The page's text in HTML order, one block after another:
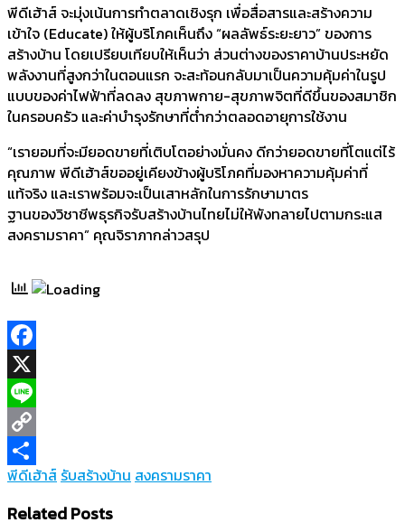
พีดีเฮ้าส์ จะมุ่งเน้นการทำตลาดเชิงรุก เพื่อสื่อสารและสร้างความ
เข้าใจ (Educate) ให้ผู้บริโภคเห็นถึง “ผลลัพธ์ระยะยาว” ของการ
สร้างบ้าน โดยเปรียบเทียบให้เห็นว่า ส่วนต่างของราคาบ้านประหยัด
พลังงานที่สูงกว่าในตอนแรก จะสะท้อนกลับมาเป็นความคุ้มค่าในรูป
แบบของค่าไฟฟ้าที่ลดลง สุขภาพกาย-สุขภาพจิตที่ดีขึ้นของสมาชิก
ในครอบครัว และค่าบำรุงรักษาที่ต่ำกว่าตลอดอายุการใช้งาน
“เรายอมที่จะมียอดขายที่เติบโตอย่างมั่นคง ดีกว่ายอดขายที่โตแต่ไร้
คุณภาพ พีดีเฮ้าส์ขออยู่เคียงข้างผู้บริโภคที่มองหาความคุ้มค่าที่
แท้จริง และเราพร้อมจะเป็นเสาหลักในการรักษามาตร
ฐานของวิชาชีพธุรกิจรับสร้างบ้านไทยไม่ให้พังทลายไปตามกระแส
สงครามราคา” คุณจิราภากล่าวสรุป
Facebook
X
Line
Copy
Link
Share
พีดีเฮ้าส์ รับสร้างบ้าน สงครามราคา
Related Posts